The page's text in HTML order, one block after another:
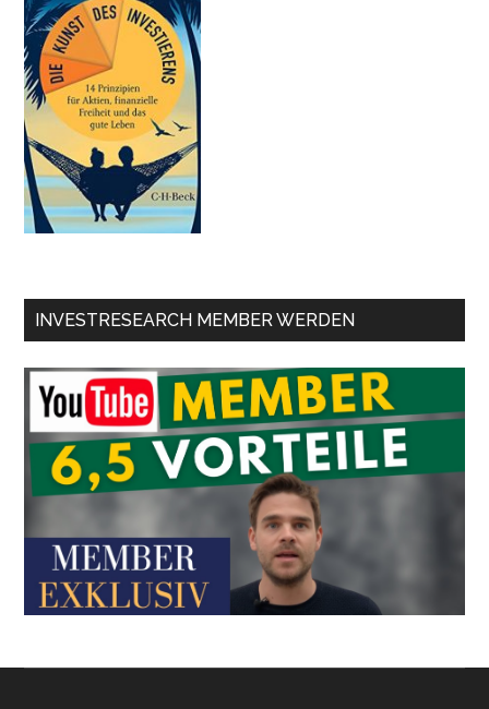
INVESTRESEARCH MEMBER WERDEN